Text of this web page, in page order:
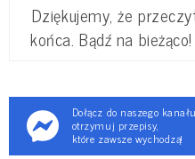
Dziękujemy, że
końca. Bądź na bieżąco!
Dołącz do naszego
otrzymuj przepisy,
które zawsze wychodzą!